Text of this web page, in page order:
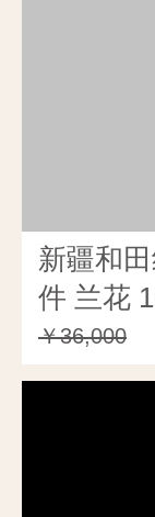
新疆和
件 兰花
￥36,000